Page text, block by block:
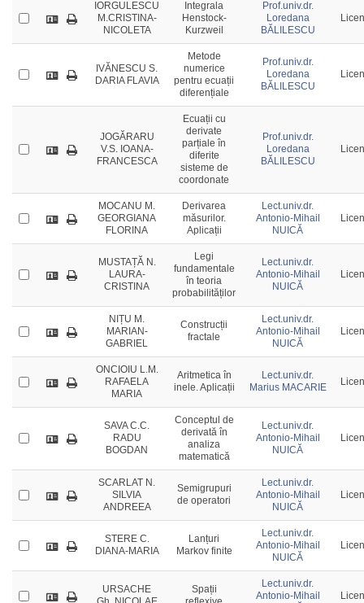
IORGULESCU
M.CRISTINA-
NICOLETA
Integrala
Henstock-
Kurzweil
Prof.univ.dr.
Loredana
BĂLILESCU
IVĂNESCU S.
DARIA FLAVIA
Metode
numerice
pentru ecuații
diferențiale
Prof.univ.dr.
Loredana
BĂLILESCU
JOGĂRARU
V.S. IOANA-
FRANCESCA
Ecuații cu
derivate
parțiale în
diferite
sisteme de
coordonate
Prof.univ.dr.
Loredana
BĂLILESCU
MOCANU M.
GEORGIANA
FLORINA
Derivarea
măsurilor.
Aplicații
Lect.univ.dr.
Antonio-Mihail
NUICĂ
MUSTAȚĂ N.
LAURA-
CRISTINA
Legi
fundamentale
în teoria
probabilităților
Lect.univ.dr.
Antonio-Mihail
NUICĂ
NIȚU M.
MARIAN-
GABRIEL
Construcții
fractale
Lect.univ.dr.
Antonio-Mihail
NUICĂ
ONCIOIU L.M.
RAFAELA
MARIA
Aritmetica în
inele. Aplicații
Lect.univ.dr.
Marius MACARIE
SAVA C.C.
RADU
BOGDAN
Conceptul de
derivată în
analiza
matematică
Lect.univ.dr.
Antonio-Mihail
NUICĂ
SCARLAT N.
SILVIA
ANDREEA
Semigrupuri
de operatori
Lect.univ.dr.
Antonio-Mihail
NUICĂ
STERE C.
DIANA-MARIA
Lanțuri
Markov finite
Lect.univ.dr.
Antonio-Mihail
NUICĂ
URSACHE
Spații
Lect.univ.dr.
Antonio-Mihail